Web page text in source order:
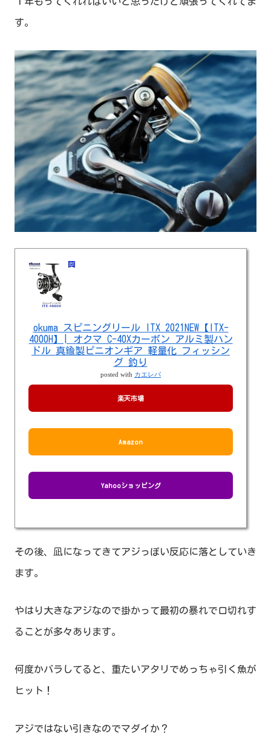
す。
okuma スピニングリール ITX 2021NEW【ITX-
4000H】| オクマ C-40Xカーボン アルミ製ハン
ドル 真鍮製ピニオンギア 軽量化 フィッシン
グ 釣り
posted with カエレバ
楽天市場
Amazon
Yahooショッピング
その後、凪になってきてアジっぽい反応に落としていき
ます。
やはり大きなアジなので掛かって最初の暴れで口切れす
ることが多々あります。
何度かバラしてると、重たいアタリでめっちゃ引く魚が
ヒット！
アジではない引きなのでマダイか？